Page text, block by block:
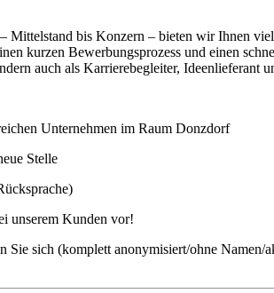
Mittelstand bis Konzern – bieten wir Ihnen
kurzen Bewerbungsprozess und einen
auch als Karrierebegleiter, Ideenlieferant
Unternehmen im Raum Donzdorf
Stelle
unserem Kunden vor!
Sie sich (komplett anonymisiert/ohne